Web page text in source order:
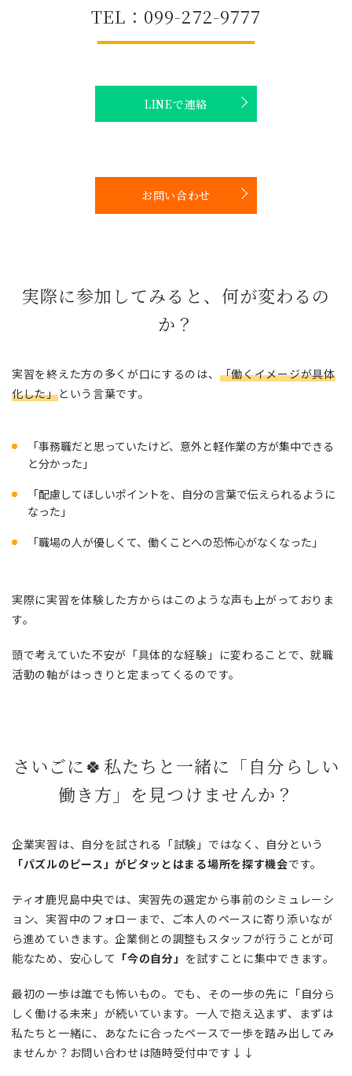
TEL：099-272-9777
LINEで連絡
お問い合わせ
実際に参加してみると、何が変わるの
か？
実習を終えた方の多くが口にするのは、 「働くイメージが具体
化した」という言葉です。
「事務職だと思っていたけど、意外と軽作業の方が集中できる
と分かった」
「配慮してほしいポイントを、自分の言葉で伝えられるように
なった」
「職場の人が優しくて、働くことへの恐怖心がなくなった」
実際に実習を体験した方からはこのような声も上がっておりま
す。
頭で考えていた不安が「具体的な経験」に変わることで、就職
活動の軸がはっきりと定まってくるのです。
さいごに🍀私たちと一緒に「自分らしい
働き方」を見つけませんか？
企業実習は、自分を試される「試験」ではなく、自分という
「パズルのピース」がピタッとはまる場所を探す機会です。
ティオ鹿児島中央では、実習先の選定から事前のシミュレーシ
ョン、実習中のフォローまで、ご本人のペースに寄り添いなが
ら進めていきます。企業側との調整もスタッフが行うことが可
能なため、安心して 「今の自分」 を試すことに集中できます。
最初の一歩は誰でも怖いもの。でも、その一歩の先に「自分ら
しく働ける未来」が続いています。一人で抱え込まず、まずは
私たちと一緒に、あなたに合ったペースで一歩を踏み出してみ
ませんか？お問い合わせは随時受付中です↓↓